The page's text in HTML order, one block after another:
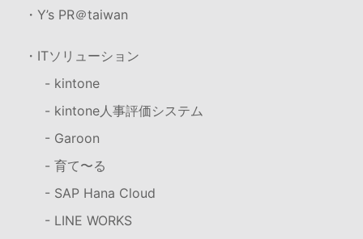
・Y’s PR＠taiwan
・ITソリューション
- kintone
- kintone人事評価システム
- Garoon
- 育て〜る
- SAP Hana Cloud
- LINE WORKS